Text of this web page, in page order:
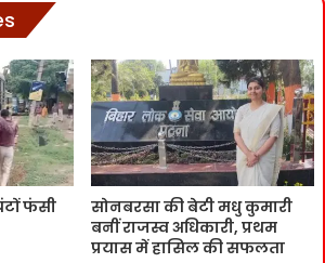
फंसी
सोनबरसा की बेटी मधु कुमारी
बनीं राजस्व अधिकारी, प्रथम
प्रयास में हासिल की सफलता